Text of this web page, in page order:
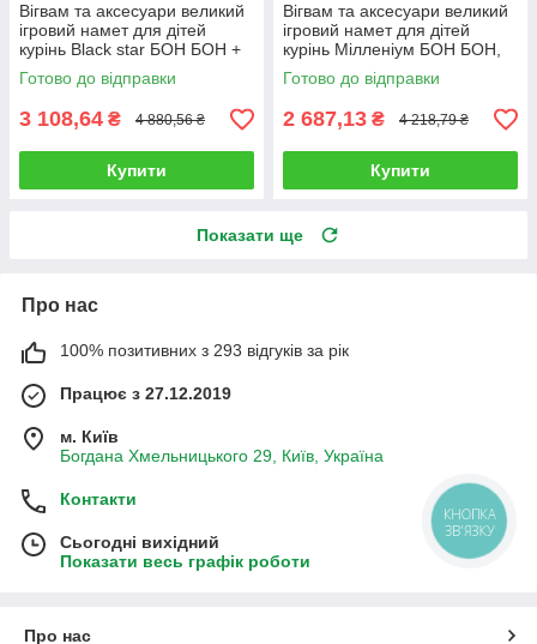
Вігвам та аксесуари великий
ігровий намет для дітей
курінь Black star БОН БОН +
кошик Повний комплект!
Готово до відправки
3 108,64 ₴ 4 880,56 ₴
Купити
Вігвам та аксесуари великий
ігровий намет для дітей
курінь Мілленіум БОН БОН,
комплект
Готово до відправки
2 687,13 ₴ 4 218,79 ₴
Купити
Показати ще
Про нас
100% позитивних з 293 відгуків за рік
Працює з 27.12.2019
м. Київ
Богдана Хмельницького 29, Київ, Україна
Контакти
Сьогодні вихідний
Показати весь графік роботи
Про нас
КНОПКА
ЗВ'ЯЗКУ